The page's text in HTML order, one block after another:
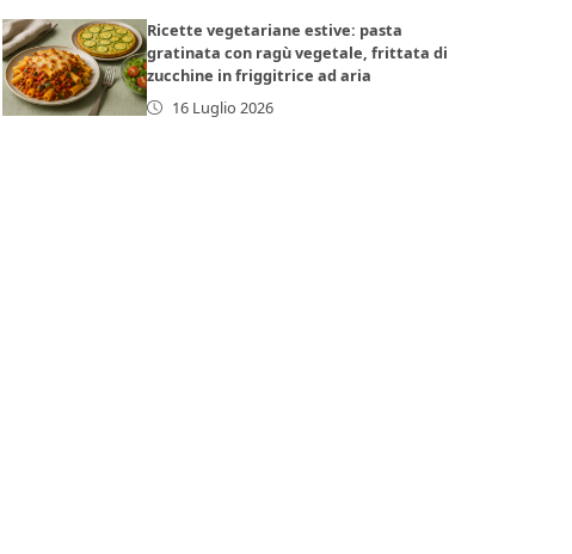
Ricette vegetariane estive: pasta
gratinata con ragù vegetale, frittata di
zucchine in friggitrice ad aria
16 Luglio 2026